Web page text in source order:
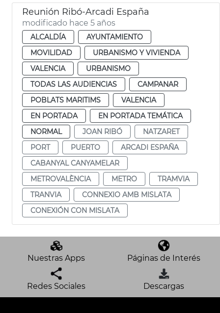
Reunión Ribó-Arcadi España
modificado hace 5 años
ALCALDÍA
AYUNTAMIENTO
MOVILIDAD
URBANISMO Y VIVIENDA
VALENCIA
URBANISMO
TODAS LAS AUDIENCIAS
CAMPANAR
POBLATS MARITIMS
VALENCIA
EN PORTADA
EN PORTADA TEMÁTICA
NORMAL
JOAN RIBÓ
NATZARET
PORT
PUERTO
ARCADI ESPAÑA
CABANYAL CANYAMELAR
METROVALÈNCIA
METRO
TRAMVIA
TRANVIA
CONNEXIO AMB MISLATA
CONEXIÓN CON MISLATA
Nuestras Apps Páginas de Interés
Redes Sociales Descargas